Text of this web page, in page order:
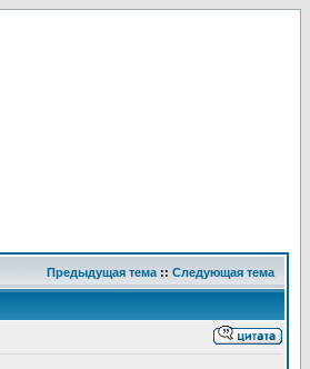
Предыдущая тема :: Следующая тема